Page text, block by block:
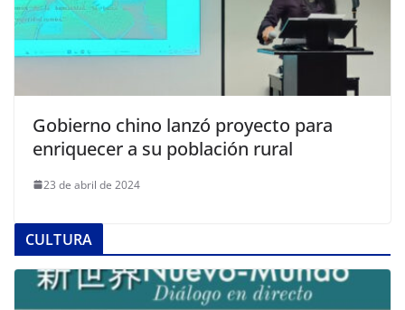
Gobierno chino lanzó proyecto para
enriquecer a su población rural
23 de abril de 2024
CULTURA